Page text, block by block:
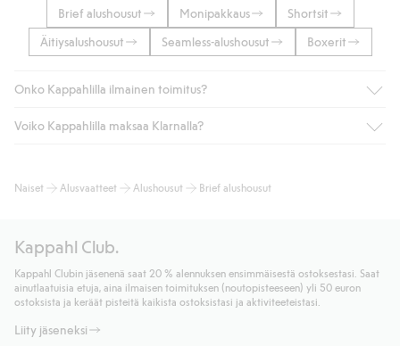
Brief alushousut Monipakkaus
Shortsit
Äitiysalushousut
Seamless-alushousut Boxerit
Onko Kappahlilla ilmainen toimitus?
Jos olet Kappahl Clubin jäsen, saat aina ilmaisen toimituksen
kotiinkuljetusta). Toimituskulut poistuvat automaattisesti, kun
noutopisteeseen tai pakettiautomaattiin ja PostNordin
kotiinkuljetuksella 6,99 €, riippumatta ostosummasta.
Lue lisää
Voiko Kappahlilla maksaa Klarnalla?
maksutavat, kuten laskun, sekä muita maksuvaihtoehtoja.
Lisätietoja Klarnan maksuehdoista
Lue lisää
Naiset Alusvaatteet Alushousut Brief alushousut
Kappahl Club.
Kappahl Clubin jäsenenä saat 20 % alennuksen ensimmäisestä ostoksestasi. Saat
ainutlaatuisia etuja, aina ilmaisen toimituksen (noutopisteeseen) yli 50 euron
ostoksista ja keräät pisteitä kaikista ostoksistasi ja aktiviteeteistasi.
Liity jäseneksi